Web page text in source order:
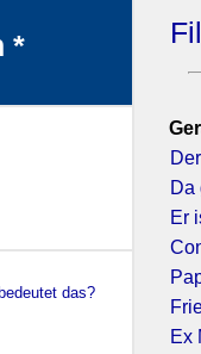
*
das?
Da
Er
Ex